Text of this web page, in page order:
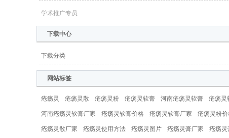
学术推广专员
下载中心
下载分类
网站标签
疮疡灵 疮疡灵散 疮疡灵粉 疮疡灵软膏 河南疮疡灵软膏 疮疡灵
河南疮疡灵软膏厂家 疮疡灵软膏价格 疮疡灵软膏厂家 疮疡灵粉
疮疡灵散厂家 疮疡灵使用方法 疮疡灵图片 疮疡灵膏厂家 疮疡灵